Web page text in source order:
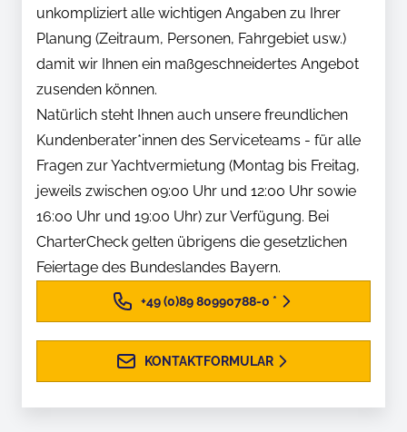
unkompliziert alle wichtigen Angaben zu Ihrer
Planung (Zeitraum, Personen, Fahrgebiet usw.)
damit wir Ihnen ein maßgeschneidertes Angebot
zusenden können.
Natürlich steht Ihnen auch unsere freundlichen
Kundenberater*innen des Serviceteams - für alle
Fragen zur Yachtvermietung (Montag bis Freitag,
jeweils zwischen 09:00 Uhr und 12:00 Uhr sowie
16:00 Uhr und 19:00 Uhr) zur Verfügung. Bei
CharterCheck gelten übrigens die gesetzlichen
Feiertage des Bundeslandes Bayern.
+49 (0)89 80990788-0 *
KONTAKTFORMULAR